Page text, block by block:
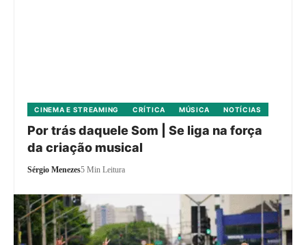
CINEMA E STREAMING CRÍTICA MÚSICA NOTÍCIAS
Por trás daquele Som | Se liga na força
da criação musical
Sérgio Menezes5 Min Leitura